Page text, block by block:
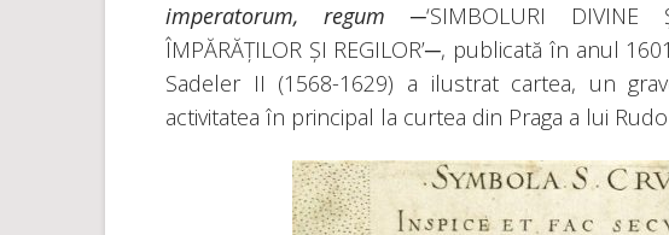
imperatorum, regum ─‘SIMBOLURI
ÎMPĂRĂȚILOR ȘI REGILOR’─, publicată în anul
Sadeler II (1568-1629) a ilustrat cartea, un
activitatea în principal la curtea din Praga a lui